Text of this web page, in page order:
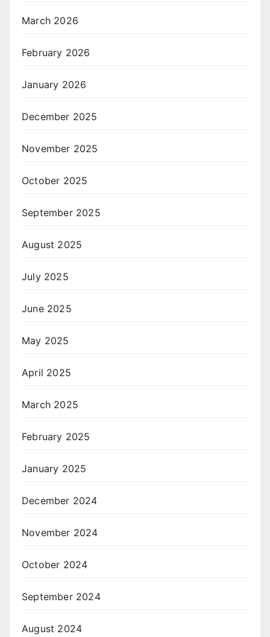
March 2026
February 2026
January 2026
December 2025
November 2025
October 2025
September 2025
August 2025
July 2025
June 2025
May 2025
April 2025
March 2025
February 2025
January 2025
December 2024
November 2024
October 2024
September 2024
August 2024